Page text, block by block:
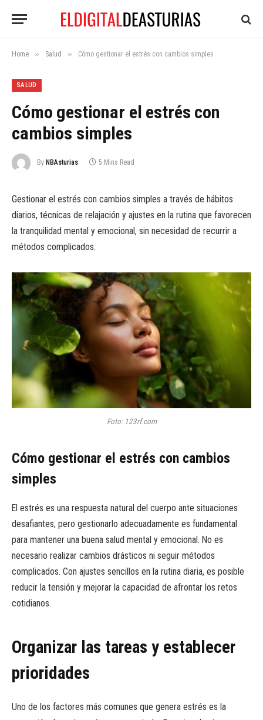
Home » Salud » Cómo gestionar el estrés con cambios simples
SALUD
Cómo gestionar el estrés con
cambios simples
By NBAsturias 5 Mins Read
Gestionar el estrés con cambios simples a través de hábitos
diarios, técnicas de relajación y ajustes en la rutina que favorecen
la tranquilidad mental y emocional, sin necesidad de recurrir a
métodos complicados.
Foto: 123rf.com
Cómo gestionar el estrés con cambios
simples
El estrés es una respuesta natural del cuerpo ante situaciones
desafiantes, pero gestionarlo adecuadamente es fundamental
para mantener una buena salud mental y emocional. No es
necesario realizar cambios drásticos ni seguir métodos
complicados. Con ajustes sencillos en la rutina diaria, es posible
reducir la tensión y mejorar la capacidad de afrontar los retos
cotidianos.
Organizar las tareas y establecer
prioridades
Uno de los factores más comunes que genera estrés es la